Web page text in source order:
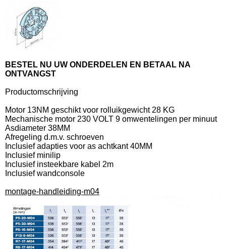
BESTEL NU UW ONDERDELEN EN BETAAL NA
ONTVANGST
Productomschrijving
Motor 13NM geschikt voor rolluikgewicht 28 KG
Mechanische motor 230 VOLT 9 omwentelingen per minuut
Asdiameter 38MM
Afregeling d.m.v. schroeven
Inclusief adapties voor as achtkant 40MM
Inclusief minilip
Inclusief insteekbare kabel 2m
Inclusief wandconsole
montage-handleiding-m04